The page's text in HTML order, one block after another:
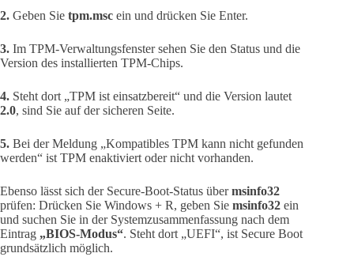
2. Geben Sie tpm.msc ein und drücken Sie Enter.
3. Im TPM-Verwaltungsfenster sehen Sie den Status und die
Version des installierten TPM-Chips.
4. Steht dort „TPM ist einsatzbereit“ und die Version lautet
2.0, sind Sie auf der sicheren Seite.
5. Bei der Meldung „Kompatibles TPM kann nicht gefunden
werden“ ist TPM enaktiviert oder nicht vorhanden.
Ebenso lässt sich der Secure-Boot-Status übermsinfo32
prüfen: Drücken Sie Windows + R, geben Sie msinfo32 ein
und suchen Sie in der Systemzusammenfassung nach dem
Eintrag „BIOS-Modus“. Steht dort „UEFI“, ist Secure Boot
grundsätzlich möglich.